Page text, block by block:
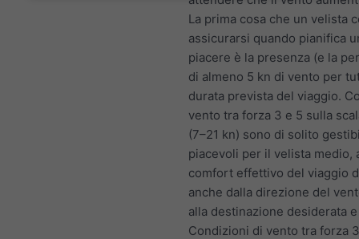
La prima cosa che un velista
assicurarsi quando pianifica
piacere è la presenza (e la
di almeno 5 kn di vento per
durata prevista del viaggio.
vento tra forza 3 e 5 sulla
(7–21 kn) sono di solito
piacevoli per il velista medio,
comfort effettivo del viaggio
anche dalla direzione del
alla destinazione desiderata
Condizioni di vento tra forza